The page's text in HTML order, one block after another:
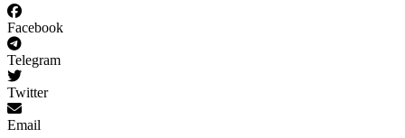
Facebook
Telegram
Twitter
Email